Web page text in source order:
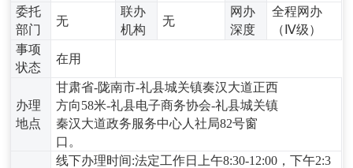
委托
部门
无
联办
机构
无
网办
深度
全程网办
（Ⅳ级）
事项
状态
在用
办理
地点
甘肃省-陇南市-礼县城关镇奏汉大道正西
方向58米-礼县电子商务协会-礼县城关镇
秦汉大道政务服务中心人社局82号窗
口。
线下办理时间:法定工作日上午8:30-12:00，下午2:3